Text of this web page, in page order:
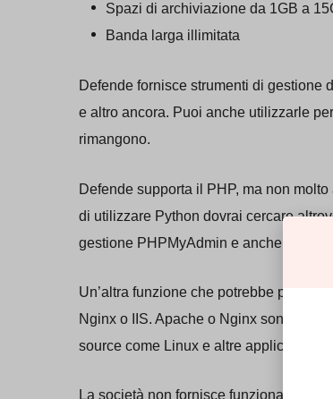
Spazi di archiviazione da 1GB a
Banda larga illimitata
Defende fornisce strumenti di gestione
e altro ancora. Puoi anche utilizzarle
rimangono.
Defende supporta il PHP, ma non
di utilizzare Python dovrai cercare
gestione PHPMyAdmin e anche MSSQL.
Un’altra funzione che potrebbe piacerti
Nginx o IIS. Apache o Nginx sono una
source come Linux e altre applicazioni
La società non fornisce funzionalità di